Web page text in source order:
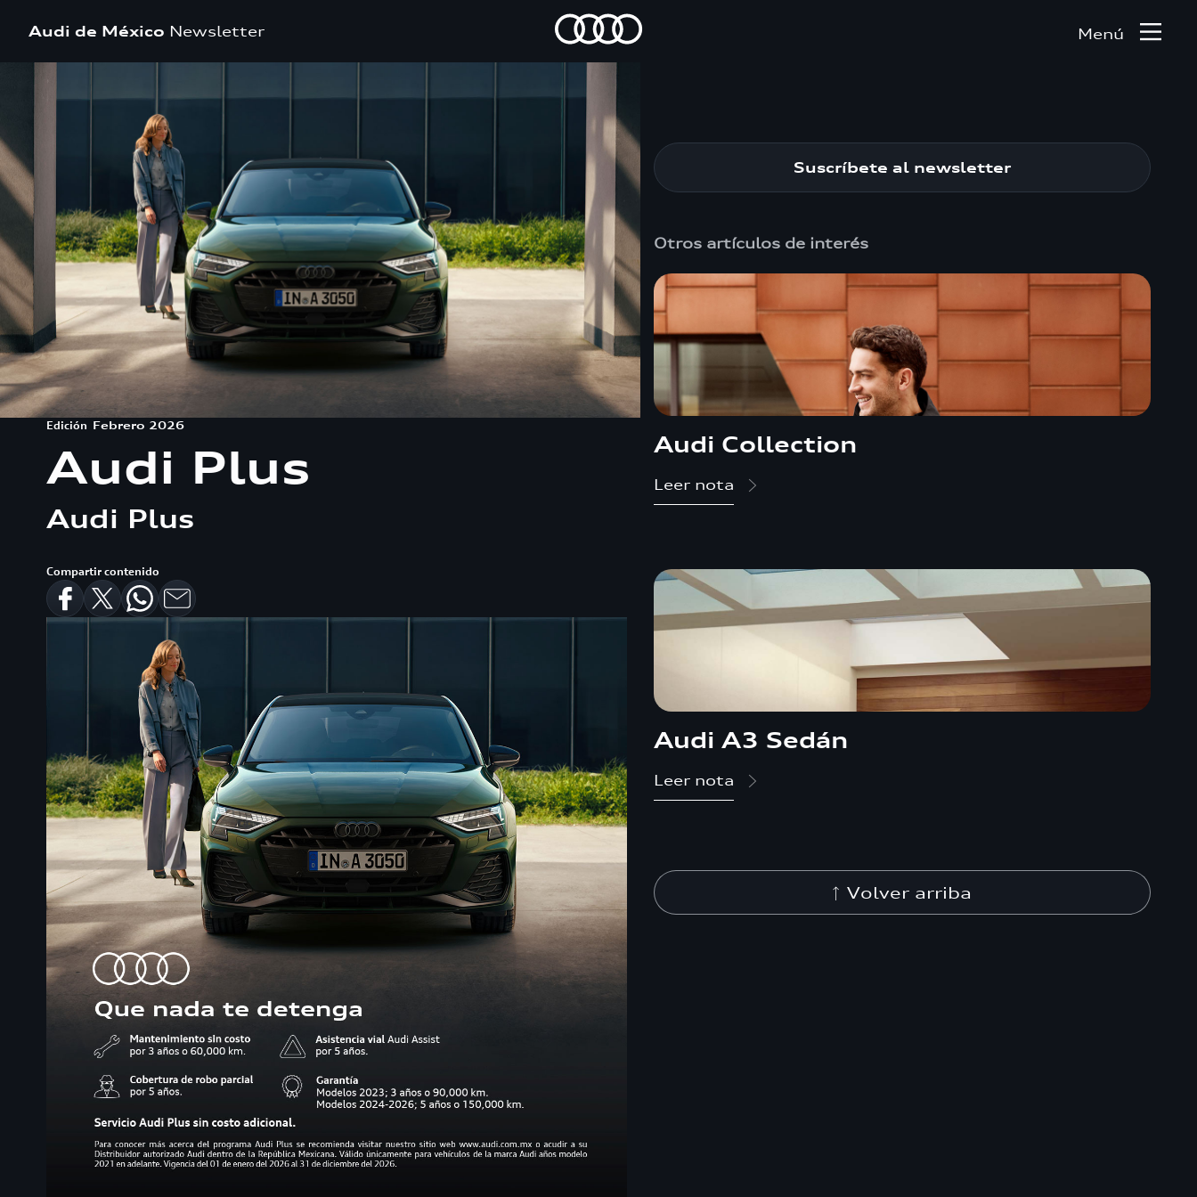
Audi de México Newsletter Menú
Edición Febrero 2026
Audi Plus
Audi Plus
Compartir contenido
Suscríbete al newsletter
Otros artículos de interés
Audi Collection
Leer nota
Audi A3 Sedán
Leer nota
Volver arriba